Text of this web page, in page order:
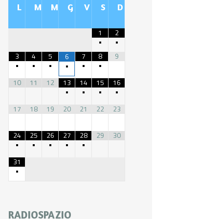
L M M G V S D
1
•
2
•
3
•
4
•
5
•
6
•
7
•
8
•
9
10 11 12
13
•
14
•
15
•
16
•
17
18 19 20 21 22 23
24
•
25
•
26
•
27
•
28
•
29 30
31
•
RADIOSPAZIO